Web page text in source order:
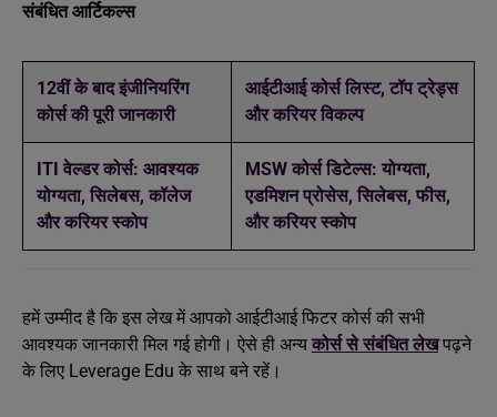
संबंधित आर्टिकल्स
12वीं के बाद इंजीनियरिंग
कोर्स की पूरी जानकारी
आईटीआई कोर्स लिस्ट, टॉप ट्रेड्स
और करियर विकल्प
ITI वेल्डर कोर्स: आवश्यक
योग्यता, सिलेबस, कॉलेज
और करियर स्कोप
MSW कोर्स डिटेल्स: योग्यता,
एडमिशन प्रोसेस, सिलेबस, फीस,
और करियर स्कोप
हमें उम्मीद है कि इस लेख में आपको आईटीआई फिटर कोर्स की सभी
आवश्यक जानकारी मिल गई होगी। ऐसे ही अन्य कोर्स से संबंधित लेखपढ़ने
के लिए Leverage Edu के साथ बने रहें।